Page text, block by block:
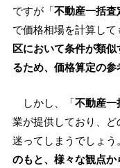
ですが「不動産一括査
で価格相場を計算して
区において条件が類
るため、価格算定の
しかし、「不動産一
業が提供しており、
迷ってしまうでしょう
のもと、様々な観点